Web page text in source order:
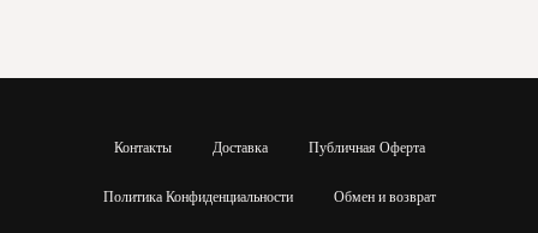
Контакты Доставка Публичная Оферта
Политика Конфиденциальности Обмен и возврат